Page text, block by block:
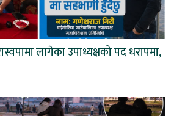
लागेका उपाध्यक्षको पद धरापमा,